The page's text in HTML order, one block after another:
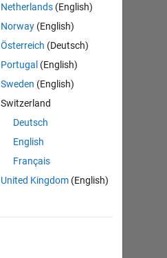
Netherlands (English)
Norway (English)
Österreich (Deutsch)
Portugal (English)
Sweden (English)
Switzerland
Deutsch
English
Français
United Kingdom (English)